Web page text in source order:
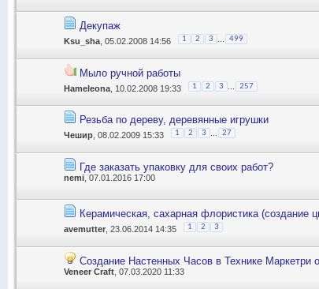
Декупаж
Ksu_sha , 05.02.2008 14:56 1 2 3 499
Мыло ручной работы
Hameleona , 10.02.2008 19:33 1 2 3 257
Резьба по дереву, деревянные игрушки
Чешир , 08.02.2009 15:33 1 2 3 27
Где заказать упаковку для своих работ?
nemi , 07.01.2016 17:00
Керамическая, сахарная флористика (создание
avemutter , 23.06.2014 14:35 1 2 3
Создание Настенных Часов в Технике Маркетри
Veneer Craft , 07.03.2020 11:33